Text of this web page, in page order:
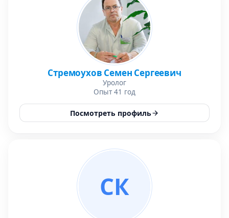
Стремоухов Семен Сергеевич
Уролог
Опыт 41 год
Посмотреть профиль
СК